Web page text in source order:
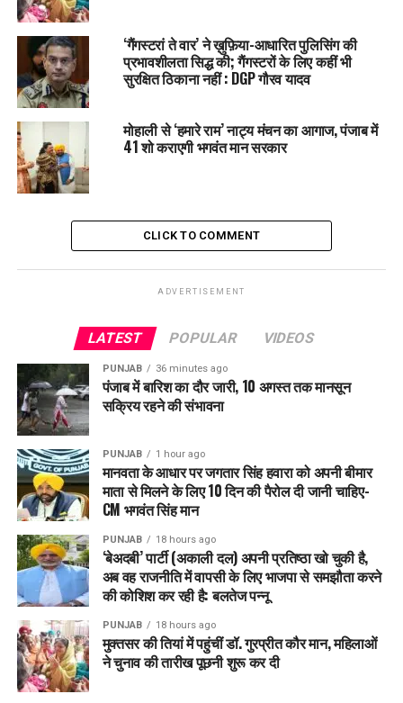
UP NEXT
छह साल तक दिल्‍ली में शरण लेकर रह चुकी हैं Sheikh Hasina, क्यों
आई थी उस वक्त भारत ?
DON'T MISS
Delhi: खुले पड़े सीवर में गिरा 8 Year Old का मासूम, बड़ी मशकत के
बाद पिता ने निकाला बाहर
‘गैंगस्टरां ते वार’ ने ख़ुफ़िया-आधारित पुलिसिंग की
प्रभावशीलता सिद्ध की; गैंगस्टरों के लिए कहीं भी
सुरक्षित ठिकाना नहीं : DGP गौरव यादव
मोहाली से ‘हमारे राम’ नाट्य मंचन का आगाज, पंजाब में
41 शो कराएगी भगवंत मान सरकार
CLICK TO COMMENT
ADVERTISEMENT
LATEST POPULAR VIDEOS
PUNJAB 36 minutes ago
पंजाब में बारिश का दौर जारी, 10 अगस्त तक मानसून
सक्रिय रहने की संभावना
PUNJAB 1 hour ago
मानवता के आधार पर जगतार सिंह हवारा को अपनी बीमार
माता से मिलने के लिए 10 दिन की पैरोल दी जानी चाहिए-
CM भगवंत सिंह मान
PUNJAB 18 hours ago
‘बेअदबी’ पार्टी (अकाली दल) अपनी प्रतिष्ठा खो चुकी है,
अब वह राजनीति में वापसी के लिए भाजपा से समझौता करने
की कोशिश कर रही है: बलतेज पन्नू
PUNJAB 18 hours ago
मुक्तसर की तियां में पहुंचीं डॉ. गुरप्रीत कौर मान, महिलाओं
ने चुनाव की तारीख पूछनी शुरू कर दी